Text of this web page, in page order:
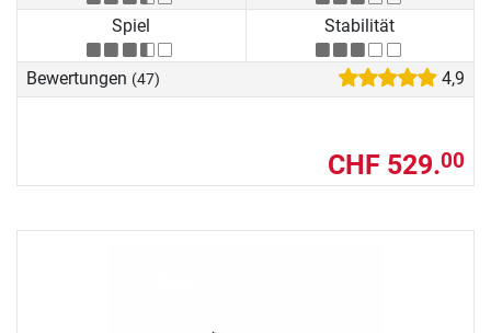
Spiel Stabilität
Bewertungen (47) 4,9
CHF 529.00